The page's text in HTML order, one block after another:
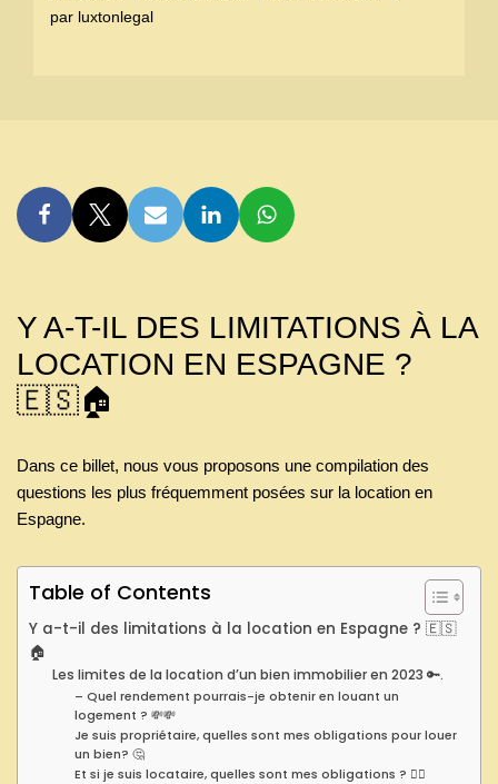
par luxtonlegal
Y A-T-IL DES LIMITATIONS À LA
LOCATION EN ESPAGNE ?
🇪🇸🏠
Dans ce billet, nous vous proposons une compilation des
questions les plus fréquemment posées sur la location en
Espagne.
Table of Contents
Y a-t-il des limitations à la location en Espagne ? 🇪🇸
🏠
Les limites de la location d’un bien immobilier en 2023 🔑.
– Quel rendement pourrais-je obtenir en louant un
logement ? 💸💸
Je suis propriétaire, quelles sont mes obligations pour louer
un bien? 🤔
Et si je suis locataire, quelles sont mes obligations ? 🤷‍♂️